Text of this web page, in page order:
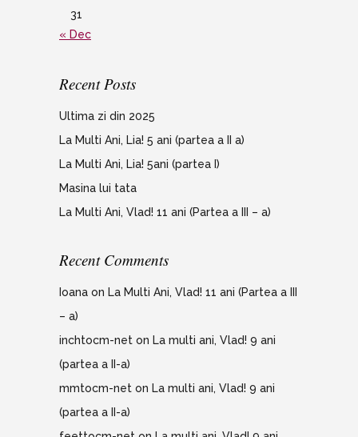
31
« Dec
Recent Posts
Ultima zi din 2025
La Multi Ani, Lia! 5 ani (partea a II a)
La Multi Ani, Lia! 5ani (partea I)
Masina lui tata
La Multi Ani, Vlad! 11 ani (Partea a III – a)
Recent Comments
Ioana on La Multi Ani, Vlad! 11 ani (Partea a III
– a)
inchtocm-net on La multi ani, Vlad! 9 ani
(partea a II-a)
mmtocm-net on La multi ani, Vlad! 9 ani
(partea a II-a)